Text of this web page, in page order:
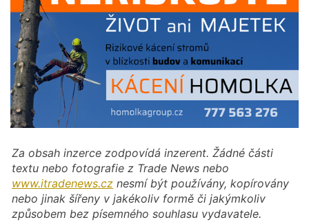
Za obsah inzerce zodpovídá inzerent. Žádné části
textu nebo fotografie z Trade News nebo
www.itradenews.cz nesmí být používány, kopírovány
nebo jinak šířeny v jakékoliv formě či jakýmkoliv
způsobem bez písemného souhlasu vydavatele.